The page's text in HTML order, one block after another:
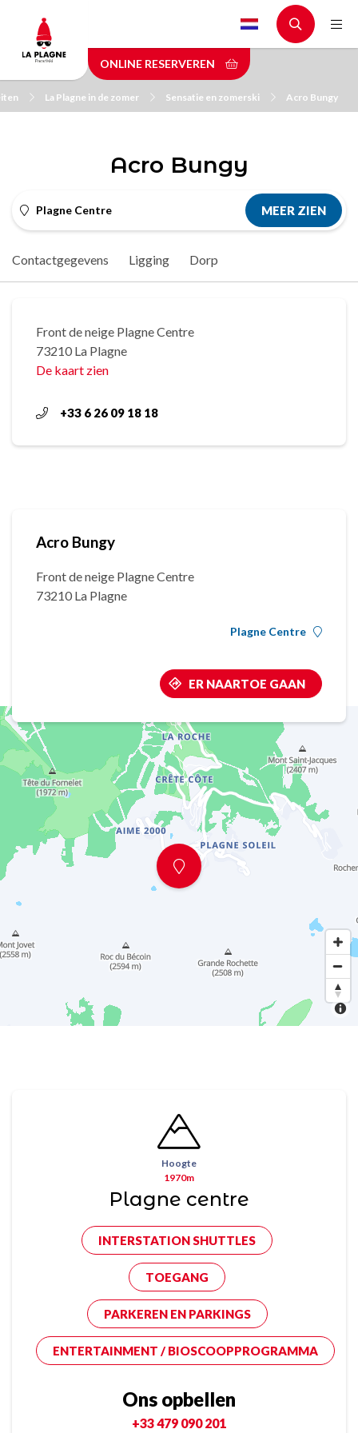
main
content
ONLINE RESERVEREN
La Plagne in de zomer Sensatie en zomerski Acro Bungy
Acro Bungy
Plagne Centre MEER ZIEN
Contactgegevens Ligging Dorp
Front de neige Plagne Centre
73210 La Plagne
De kaart zien
+33 6 26 09 18 18
Acro Bungy
Front de neige Plagne Centre
73210 La Plagne
Plagne Centre
ER NAARTOE GAAN
Hoogte
1970m
Plagne centre
INTERSTATION SHUTTLES
TOEGANG
PARKEREN EN PARKINGS
ENTERTAINMENT / BIOSCOOPPROGRAMMA
Ons opbellen
+33 479 090 201